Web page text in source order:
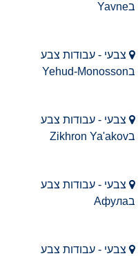
בYavne
צבעי - עבודות צבע
בYehud-Monosson
צבעי - עבודות צבע
בZikhron Ya'akov
צבעי - עבודות צבע
בАфула
צבעי - עבודות צבע